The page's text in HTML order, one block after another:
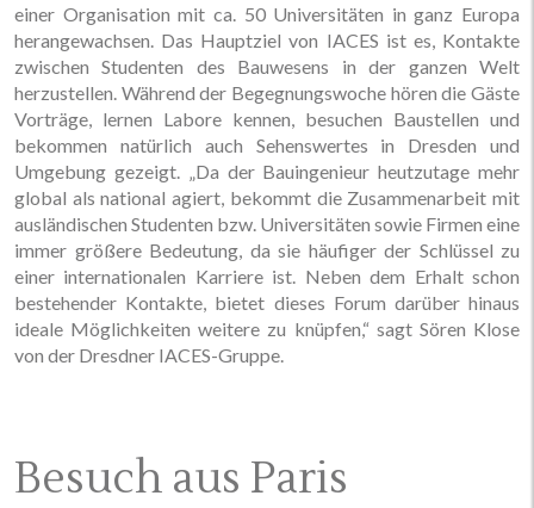
einer Organisation mit ca. 50 Universitäten in ganz Europa
herangewachsen. Das Hauptziel von IACES ist es, Kontakte
zwischen Studenten des Bauwesens in der ganzen Welt
herzustellen. Während der Begegnungswoche hören die Gäste
Vorträge, lernen Labore kennen, besuchen Baustellen und
bekommen natürlich auch Sehenswertes in Dresden und
Umgebung gezeigt. „Da der Bauingenieur heutzutage mehr
global als national agiert, bekommt die Zusammenarbeit mit
ausländischen Studenten bzw. Universitäten sowie Firmen eine
immer größere Bedeutung, da sie häufiger der Schlüssel zu
einer internationalen Karriere ist. Neben dem Erhalt schon
bestehender Kontakte, bietet dieses Forum darüber hinaus
ideale Möglichkeiten weitere zu knüpfen,“ sagt Sören Klose
von der Dresdner IACES-Gruppe.
Besuch aus Paris